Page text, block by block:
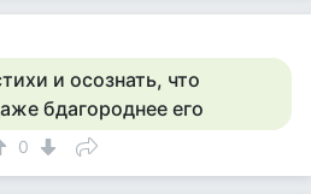
и осознать, что
бдагороднее его
0